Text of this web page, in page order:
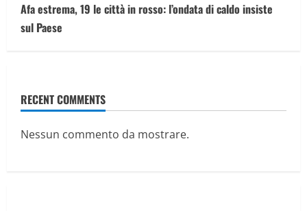
Afa estrema, 19 le città in rosso: l’ondata di caldo insiste
sul Paese
RECENT COMMENTS
Nessun commento da mostrare.